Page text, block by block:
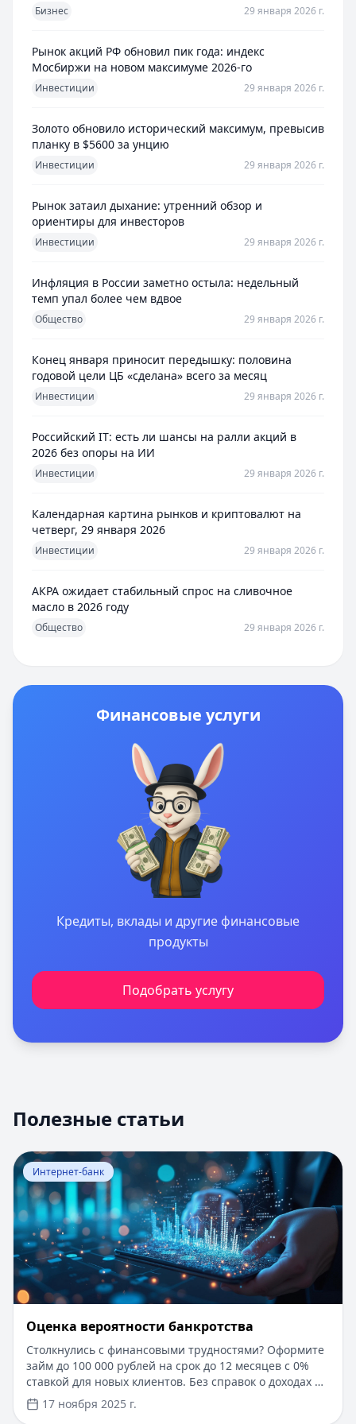
Бизнес 29 января 2026 г.
Рынок акций РФ обновил пик года: индекс
Мосбиржи на новом максимуме 2026-го
Инвестиции 29 января 2026 г.
Золото обновило исторический максимум, превысив
планку в $5600 за унцию
Инвестиции 29 января 2026 г.
Рынок затаил дыхание: утренний обзор и
ориентиры для инвесторов
Инвестиции 29 января 2026 г.
Инфляция в России заметно остыла: недельный
темп упал более чем вдвое
Общество 29 января 2026 г.
Конец января приносит передышку: половина
годовой цели ЦБ «сделана» всего за месяц
Инвестиции 29 января 2026 г.
Российский IT: есть ли шансы на ралли акций в
2026 без опоры на ИИ
Инвестиции 29 января 2026 г.
Календарная картина рынков и криптовалют на
четверг, 29 января 2026
Инвестиции 29 января 2026 г.
АКРА ожидает стабильный спрос на сливочное
масло в 2026 году
Общество 29 января 2026 г.
Финансовые услуги
Кредиты, вклады и другие финансовые
продукты
Подобрать услугу
Полезные статьи
Перейти к статье:Оценка вероятности банкротства
Интернет-банк
Оценка вероятности банкротства
Столкнулись с финансовыми трудностями? Оформите
займ до 100 000 рублей на срок до 12 месяцев с 0%
ставкой для новых клиентов. Без справок о доходах и
документов — решение за 5 минут. Получите деньги
быстро и прозрачно через проверенные сервисы.
17 ноября 2025 г.